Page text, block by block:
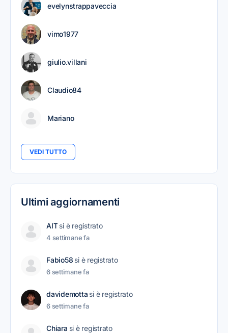
evelynstrappaveccia
vimo1977
giulio.villani
Claudio84
Mariano
VEDI TUTTO
Ultimi aggiornamenti
AIT si è registrato
4 settimane fa
Fabio58 si è registrato
6 settimane fa
davidemotta si è registrato
6 settimane fa
Chiara si è registrato